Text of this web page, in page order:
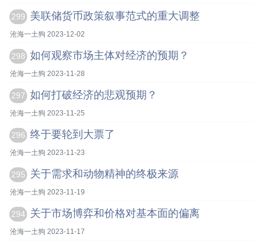
299 美联储货币政策叙事范式的重大调整
沧海一土狗 2023-12-02
298 如何观察市场主体对经济的预期？
沧海一土狗 2023-11-28
297 如何打破经济的悲观预期？
沧海一土狗 2023-11-25
296 终于要轮到大票了
沧海一土狗 2023-11-23
295 关于需求和动物精神的终极来源
沧海一土狗 2023-11-19
294 关于市场博弈和价格对基本面的偏离
沧海一土狗 2023-11-17